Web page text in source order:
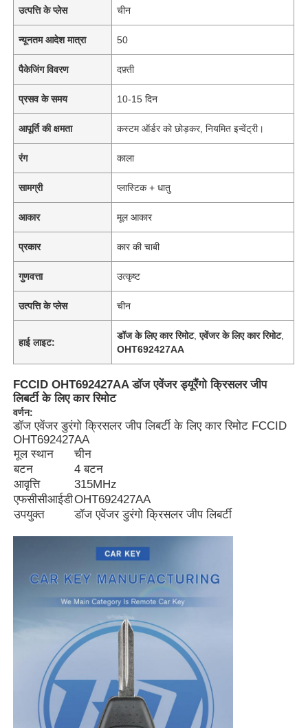
उत्पत्ति के प्लेस चीन
न्यूनतम आदेश मात्रा 50
पैकेजिंग विवरण दफ़्ती
प्रसव के समय 10-15 दिन
आपूर्ति की क्षमता कस्टम ऑर्डर को छोड़कर, नियमित इन्वेंट्री।
रंग काला
सामग्री प्लास्टिक + धातु
आकार मूल आकार
प्रकार कार की चाबी
गुणवत्ता उत्कृष्ट
उत्पत्ति के प्लेस चीन
हाई लाइट:
डॉज के लिए कार रिमोट,एवेंजर के लिए कार रिमोट,
OHT692427AA
FCCID OHT692427AA डॉज एवेंजर ड्यूरैंगो क्रिसलर जीप
लिबर्टी के लिए कार रिमोट
वर्णन:
डॉज एवेंजर डुरंगो क्रिसलर जीप लिबर्टी के लिए कार रिमोट FCCID
OHT692427AA
मूल स्थान
चीन
बटन
4 बटन
आवृत्ति
315MHz
एफसीसीआईडीOHT692427AA
उपयुक्त
डॉज एवेंजर डुरंगो क्रिसलर जीप लिबर्टी